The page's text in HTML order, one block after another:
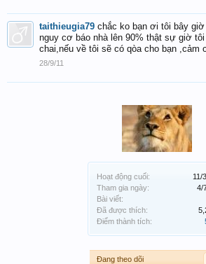
Hoạt động cuối:
11/
Tham gia ngày:
4/
Bài viết:
Đã được thích:
Điểm thành tích:
Đang theo dõi
taithieugia79 chắc ko bạn ơi tôi bây
nguy cơ báo nhà lên 90% thật sự giờ
chai,nếu về tôi sẽ có qòa cho bạn ,cảm
28/9/11